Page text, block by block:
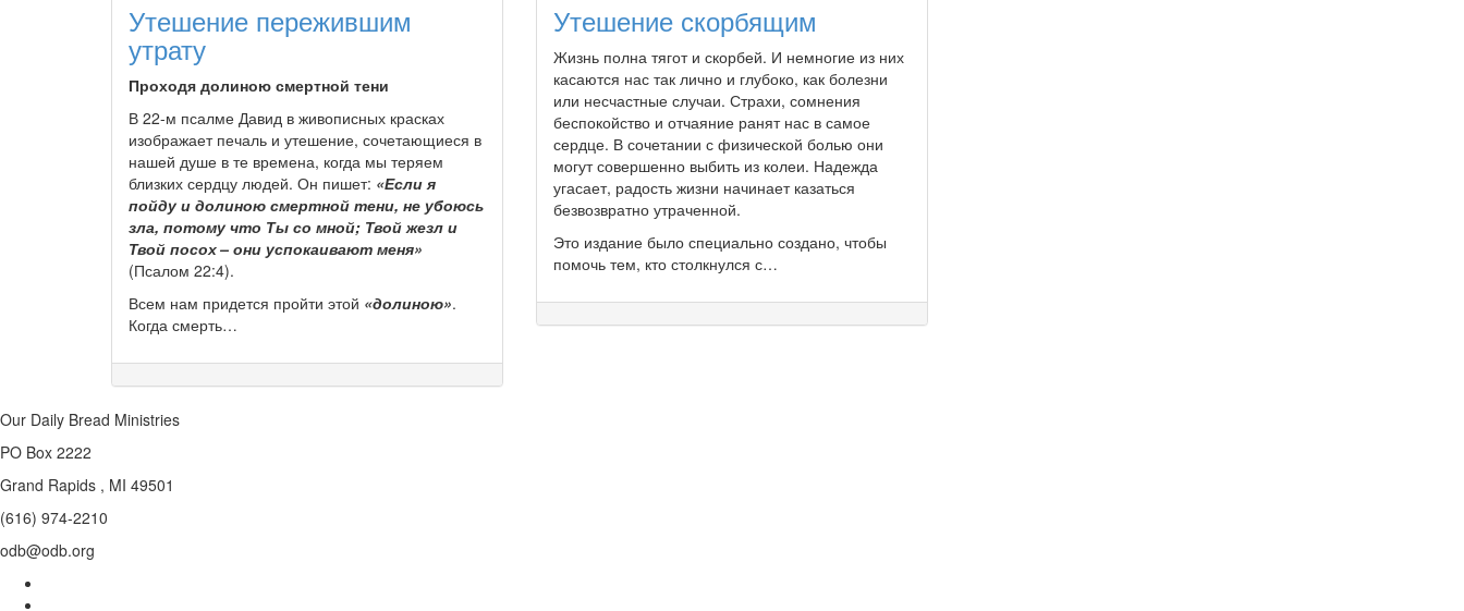
Утешение пережившим
утрату
Проходя долиною смертной тени
В 22-м псалме Давид в живописных красках
изображает печаль и утешение, сочетающиеся в
нашей душе в те времена, когда мы теряем
близких сердцу людей. Он пишет: «Если я
пойду и долиною смертной тени, не убоюсь
зла, потому что Ты со мной; Твой жезл и
Твой посох – они успокаивают меня»
(Псалом 22:4).
Всем нам придется пройти этой «долиною».
Когда смерть…
Утешение скорбящим
Жизнь полна тягот и скорбей. И немногие из них
касаются нас так лично и глубоко, как болезни
или несчастные случаи. Страхи, сомнения
беспокойство и отчаяние ранят нас в самое
сердце. В сочетании с физической болью они
могут совершенно выбить из колеи. Надежда
угасает, радость жизни начинает казаться
безвозвратно утраченной.
Это издание было специально создано, чтобы
помочь тем, кто столкнулся с…
Our Daily Bread Ministries
PO Box 2222
Grand Rapids , MI 49501
(616) 974-2210
odb@odb.org